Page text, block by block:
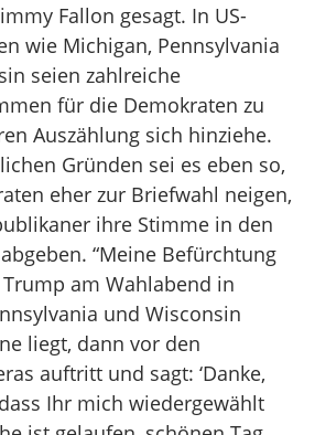
Fallon gesagt. In US-
wie Michigan, Pennsylvania
seien zahlreiche
für die Demokraten zu
Auszählung sich hinziehe.
Gründen sei es eben so,
eher zur Briefwahl neigen,
ihre Stimme in den
“Meine Befürchtung
am Wahlabend in
und Wisconsin
liegt, dann vor den
auftritt und sagt: ‘Danke,
Ihr mich wiedergewählt